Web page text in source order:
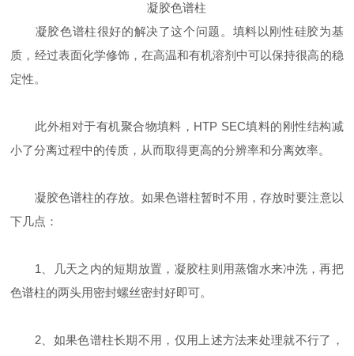
凝胶色谱柱
凝胶色谱柱很好的解决了这个问题。填料以刚性硅胶为基
质，经过表面化学修饰，在高温和有机溶剂中可以保持很高的稳
定性。
此外相对于有机聚合物填料，HTP SEC填料的刚性结构减
小了分离过程中的传质，从而取得更高的分辨率和分离效率。
凝胶色谱柱的存放。如果色谱柱暂时不用，存放时要注意以
下几点：
1、几天之内的短期放置，凝胶柱则用蒸馏水来冲洗，再把
色谱柱的两头用密封螺丝密封好即可。
2、如果色谱柱长期不用，仅用上述方法来处理就不行了，